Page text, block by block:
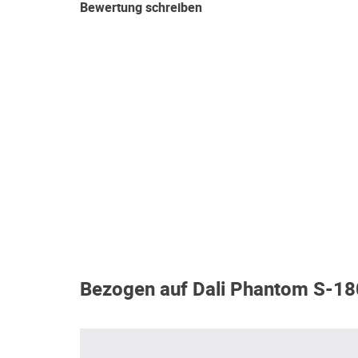
Bewertung schreiben
Bezogen auf Dali Phantom S-